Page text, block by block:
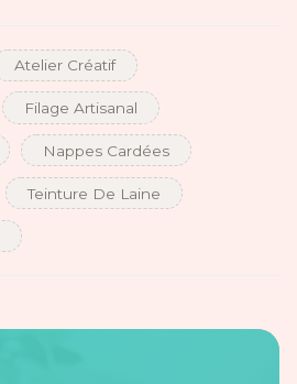
Atelier Créatif
Filage Artisanal
Nappes Cardées
Teinture De Laine